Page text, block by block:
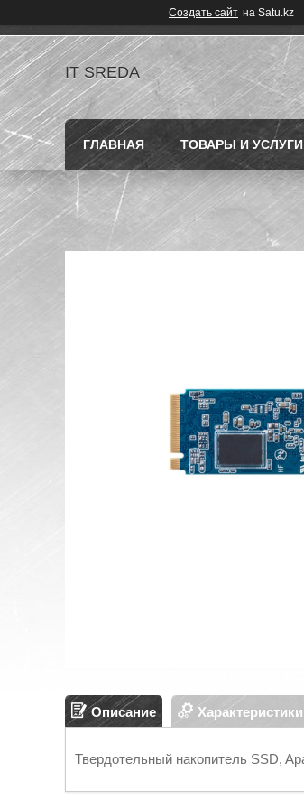
Создать сайт на Satu.kz
IT SREDA
ГЛАВНАЯ ТОВАРЫ И УСЛУГИ
Описание Характеристики
Твердотельный накопитель SSD,